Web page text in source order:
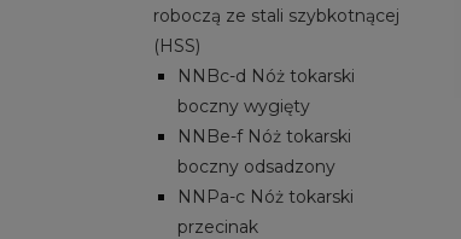
roboczą ze stali szybkotnącej
(HSS)
NNBc-d Nóż tokarski
boczny wygięty
NNBe-f Nóż tokarski
boczny odsadzony
NNPa-c Nóż tokarski
przecinak